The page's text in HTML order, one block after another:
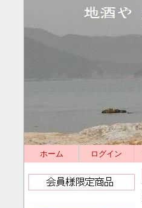
ホーム ログイン